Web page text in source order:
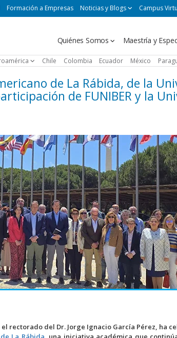
Formación a Empresas Noticias y Blogs Campus
Navegación
Quiénes Somos Maestría y
Chile Colombia Ecuador México
de La Rábida, de la
de FUNIBER y la
el rectorado del Dr. Jorge Ignacio García Pérez, ha